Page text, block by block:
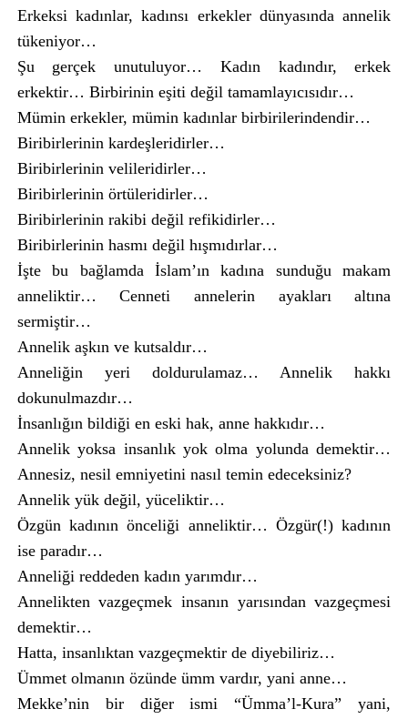
Erkeksi kadınlar, kadınsı erkekler dünyasında annelik
tükeniyor…
Şu gerçek unutuluyor… Kadın kadındır, erkek
erkektir… Birbirinin eşiti değil tamamlayıcısıdır…
Mümin erkekler, mümin kadınlar birbirilerindendir…
Biribirlerinin kardeşleridirler…
Biribirlerinin velileridirler…
Biribirlerinin örtüleridirler…
Biribirlerinin rakibi değil refikidirler…
Biribirlerinin hasmı değil hışmıdırlar…
İşte bu bağlamda İslam’ın kadına sunduğu makam
anneliktir… Cenneti annelerin ayakları altına
sermiştir…
Annelik aşkın ve kutsaldır…
Anneliğin yeri doldurulamaz… Annelik hakkı
dokunulmazdır…
İnsanlığın bildiği en eski hak, anne hakkıdır…
Annelik yoksa insanlık yok olma yolunda demektir…
Annesiz, nesil emniyetini nasıl temin edeceksiniz?
Annelik yük değil, yüceliktir…
Özgün kadının önceliği anneliktir… Özgür(!) kadının
ise paradır…
Anneliği reddeden kadın yarımdır…
Annelikten vazgeçmek insanın yarısından vazgeçmesi
demektir…
Hatta, insanlıktan vazgeçmektir de diyebiliriz…
Ümmet olmanın özünde ümm vardır, yani anne…
Mekke’nin bir diğer ismi “Ümma’l-Kura” yani,